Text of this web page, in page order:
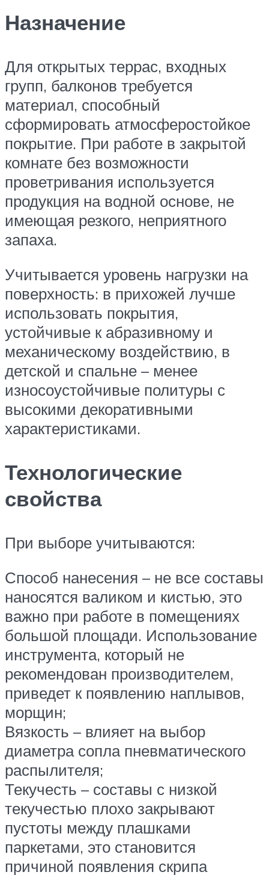
Назначение
Для открытых террас, входных
групп, балконов требуется
материал, способный
сформировать атмосферостойкое
покрытие. При работе в закрытой
комнате без возможности
проветривания используется
продукция на водной основе, не
имеющая резкого, неприятного
запаха.
Учитывается уровень нагрузки на
поверхность: в прихожей лучше
использовать покрытия,
устойчивые к абразивному и
механическому воздействию, в
детской и спальне – менее
износоустойчивые политуры с
высокими декоративными
характеристиками.
Технологические
свойства
При выборе учитываются:
Способ нанесения – не все составы
наносятся валиком и кистью, это
важно при работе в помещениях
большой площади. Использование
инструмента, который не
рекомендован производителем,
приведет к появлению наплывов,
морщин;
Вязкость – влияет на выбор
диаметра сопла пневматического
распылителя;
Текучесть – составы с низкой
текучестью плохо закрывают
пустоты между плашками
паркетами, это становится
причиной появления скрипа